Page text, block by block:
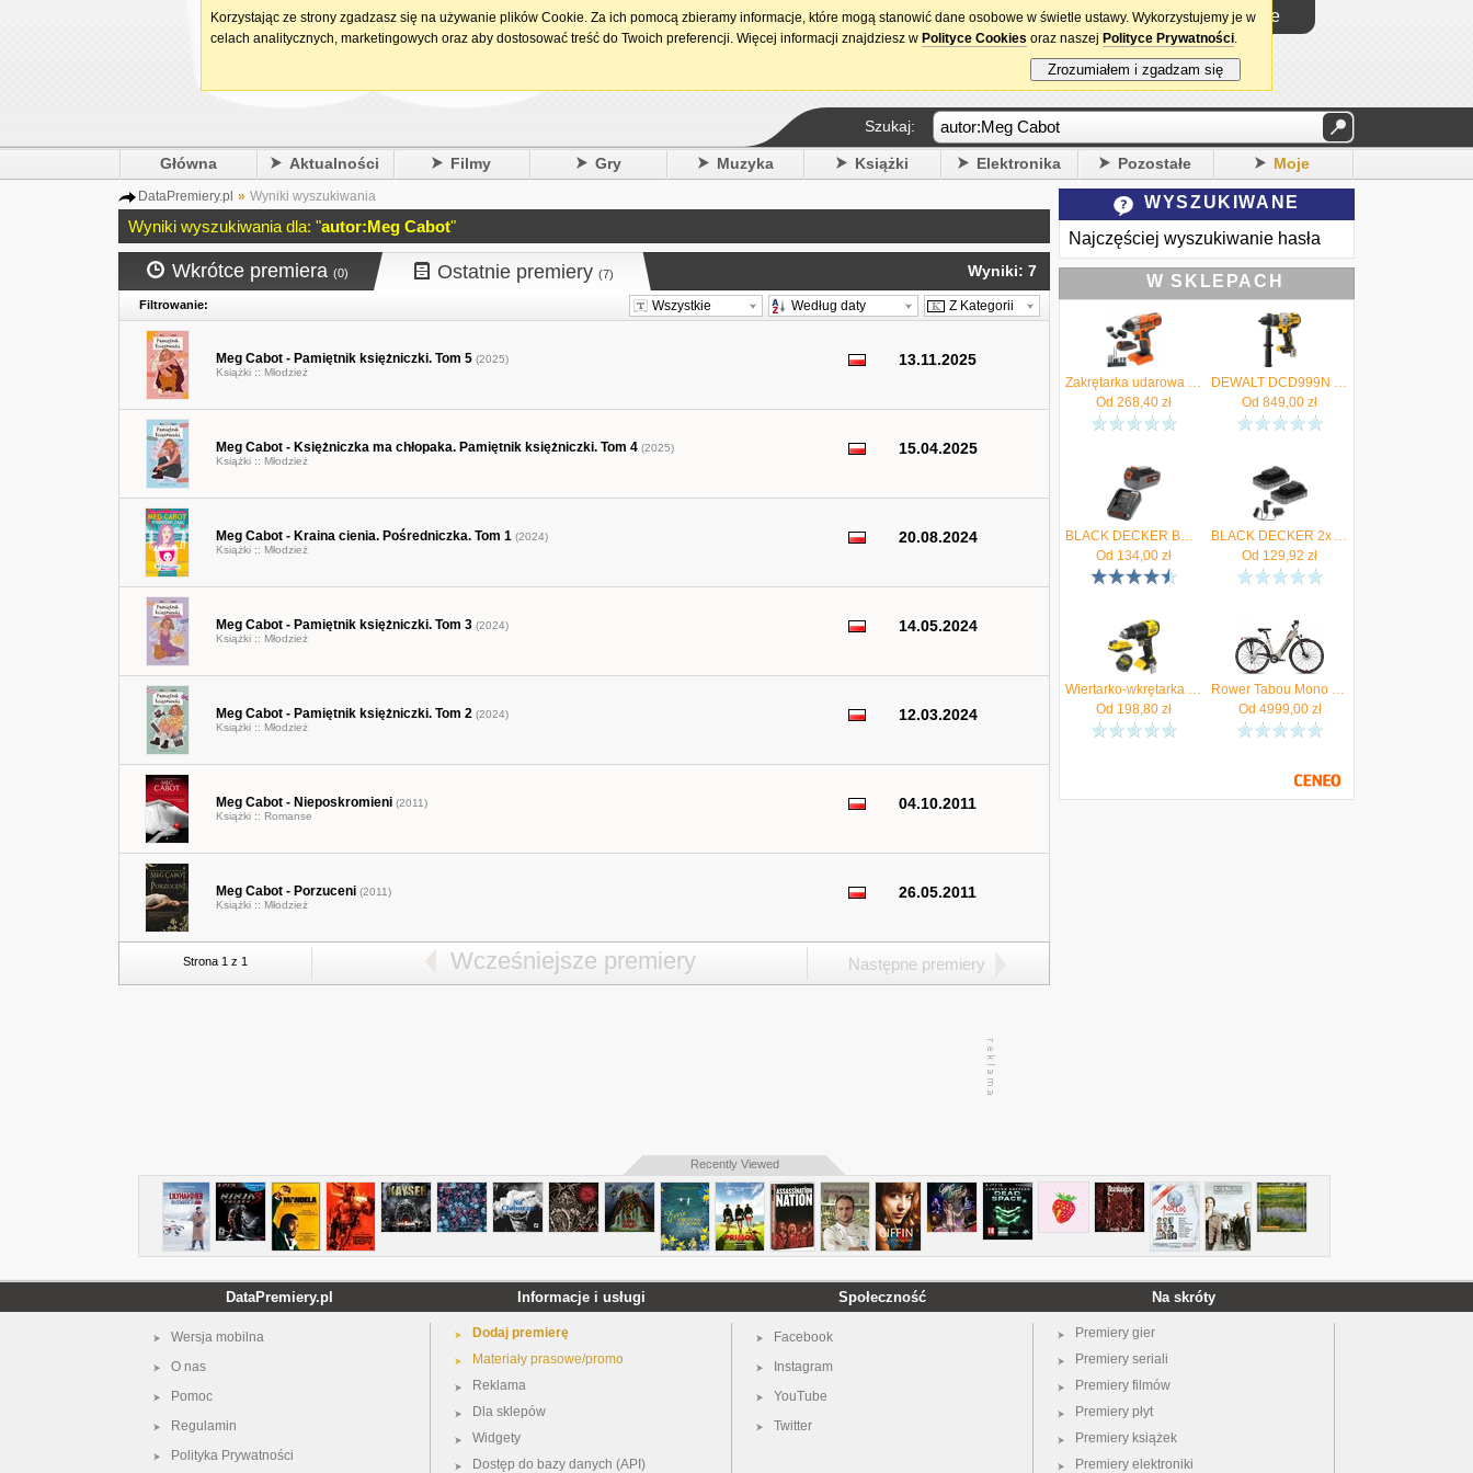
15. urodziny DataPremiery.pl Logowanie
Szukaj:
Główna Aktualności Filmy Gry Muzyka Książki Elektronika Pozostałe Moje
DataPremiery.pl » Wyniki wyszukiwania
Wyniki wyszukiwania dla: "autor:Meg Cabot"
Wkrótce premiera (0) Ostatnie premiery (7) Wyniki: 7
Filtrowanie: Wszystkie Według daty Z Kategorii
Meg Cabot - Pamiętnik księżniczki. Tom 5 (2025)
Książki :: Młodzież
13.11.2025
Meg Cabot - Księżniczka ma chłopaka. Pamiętnik księżniczki. Tom 4 (2025)
Książki :: Młodzież
15.04.2025
Meg Cabot - Kraina cienia. Pośredniczka. Tom 1 (2024)
Książki :: Młodzież
20.08.2024
Meg Cabot - Pamiętnik księżniczki. Tom 3 (2024)
Książki :: Młodzież
14.05.2024
Meg Cabot - Pamiętnik księżniczki. Tom 2 (2024)
Książki :: Młodzież
12.03.2024
Meg Cabot - Nieposkromieni (2011)
Książki :: Romanse
04.10.2011
Meg Cabot - Porzuceni (2011)
Książki :: Młodzież
26.05.2011
Strona 1 z 1 Wcześniejsze premiery Następne premiery
WYSZUKIWANE
Najczęściej wyszukiwanie hasła
W SKLEPACH
Zakrętarka udarowa akumulatorowa 18V 155Nm 2Ah akc BLACK DECKER BDCIM18D1A - Autoryzowany Dystrybutor
Od 268,40 zł
DEWALT DCD999N Wiertarko-wkrętarka udarowa 18V 126Nm "body" - Autoryzowany Dystrybutor
Od 849,00 zł
BLACK DECKER BDC1A Szybka ładowarka do akumulatorów 14,4-18V + Akumulator 4.0Ah - Autoryzowany Dystrybutor
Od 134,00 zł
BLACK DECKER 2x Akumulator Li-Ion 18V 2,0Ah PowerConnect BDL2018S + Ładowarka - Autoryzowany Dystrybutor
Od 129,92 zł
Wiertarko-wkrętarka 18V V20 udarowa 60Nm body Stanley SFMCD716B aku 2Ah ład - Autoryzowany Dystrybutor
Od 198,80 zł
Rower Tabou Mono Up Eco Jr KOŁO 26'' beige/red*AUTORYZOWANY SPRZEDAWCA TABOU*
Od 4999,00zł
Recently Viewed
DataPremiery.pl
Wersja mobilna
O nas
Pomoc
Regulamin
Polityka Prywatności
Informacje i usługi
Dodaj premierę
Materiały prasowe/promo
Reklama
Dla sklepów
Widgety
Dostęp do bazy danych (API)
Społeczność
Facebook
Instagram
YouTube
Twitter
Na skróty
Premiery gier
Premiery seriali
Premiery filmów
Premiery płyt
Premiery książek
Premiery elektroniki
Korzystając ze strony zgadzasz się na używanie plików Cookie. Za ich pomocą zbieramy informacje, które mogą stanowić dane osobowe w świetle ustawy. Wykorzystujemy je w
celach analitycznych, marketingowych oraz aby dostosować treść do Twoich preferencji. Więcej informacji znajdziesz w Polityce Cookies oraz naszej Polityce Prywatności.
Zrozumiałem i zgadzam się